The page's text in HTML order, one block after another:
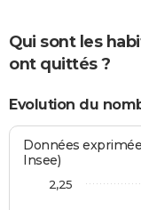
Qui sont les
ont quittés ?
Evolution du
Données
Insee)
2,25